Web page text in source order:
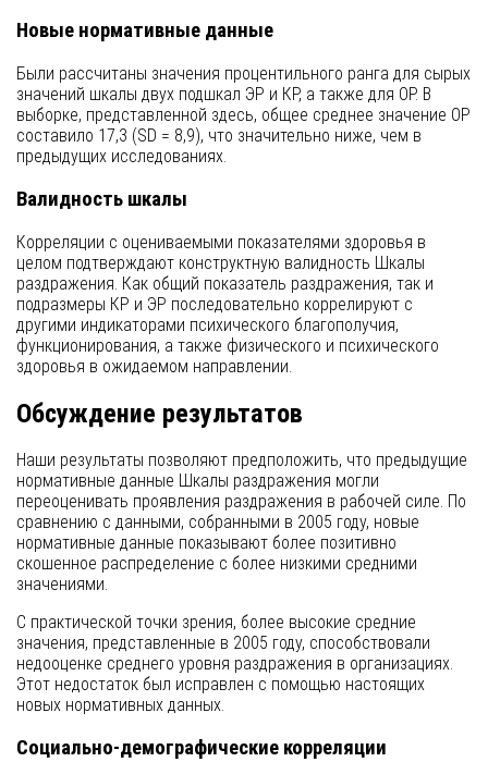
Новые нормативные данные
Были рассчитаны значения процентильного ранга для сырых
значений шкалы двух подшкал ЭР и КР, а также для ОР. В
выборке, представленной здесь, общее среднее значение ОР
составило 17,3 (SD = 8,9), что значительно ниже, чем в
предыдущих исследованиях.
Валидность шкалы
Корреляции с оцениваемыми показателями здоровья в
целом подтверждают конструктную валидность Шкалы
раздражения. Как общий показатель раздражения, так и
подразмеры КР и ЭР последовательно коррелируют с
другими индикаторами психического благополучия,
функционирования, а также физического и психического
здоровья в ожидаемом направлении.
Обсуждение результатов
Наши результаты позволяют предположить, что предыдущие
нормативные данные Шкалы раздражения могли
переоценивать проявления раздражения в рабочей силе. По
сравнению с данными, собранными в 2005 году, новые
нормативные данные показывают более позитивно
скошенное распределение с более низкими средними
значениями.
С практической точки зрения, более высокие средние
значения, представленные в 2005 году, способствовали
недооценке среднего уровня раздражения в организациях.
Этот недостаток был исправлен с помощью настоящих
новых нормативных данных.
Социально-демографические корреляции